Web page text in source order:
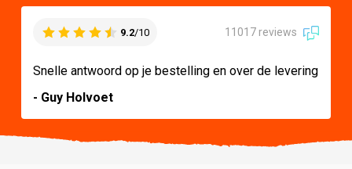
9.2/10 11017 reviews
Snelle antwoord op je bestelling en over de levering
- Guy Holvoet